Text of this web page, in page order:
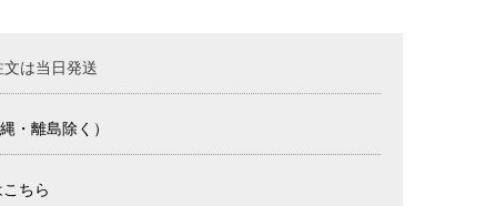
は当日発送
・離島除く）
ちら